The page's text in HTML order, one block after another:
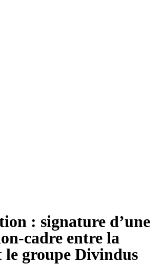
: signature d’une
cadre entre la
le groupe Divindus